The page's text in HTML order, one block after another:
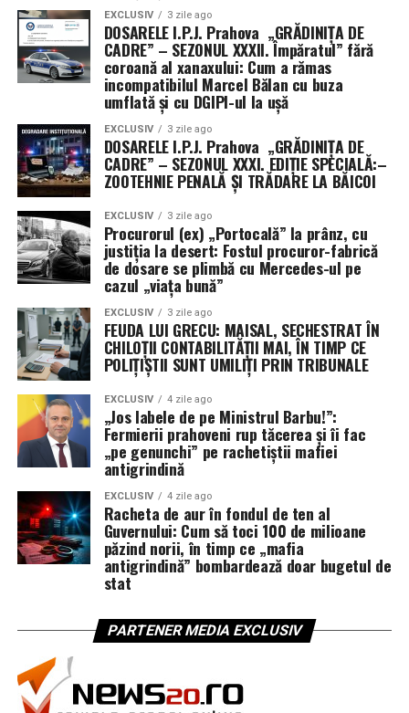
EXCLUSIV 3 zile ago
DOSARELE I.P.J. Prahova „GRĂDINIȚA DE
CADRE” – SEZONUL XXXII. Împăratul” fără
coroană al xanaxului: Cum a rămas
incompatibilul Marcel Bălan cu buza
umflată și cu DGIPI-ul la ușă
EXCLUSIV 3 zile ago
DOSARELE I.P.J. Prahova „GRĂDINIȚA DE
CADRE” – SEZONUL XXXI. EDIȚIE SPECIALĂ:–
ZOOTEHNIE PENALĂ ȘI TRĂDARE LA BĂICOI
EXCLUSIV 3 zile ago
Procurorul (ex) „Portocală” la prânz, cu
justiția la desert: Fostul procuror-fabrică
de dosare se plimbă cu Mercedes-ul pe
cazul „viața bună”
EXCLUSIV 3 zile ago
FEUDA LUI GRECU: MAISAL, SECHESTRAT ÎN
CHILOȚII CONTABILITĂȚII MAI, ÎN TIMP CE
POLIȚIȘTII SUNT UMILIȚI PRIN TRIBUNALE
EXCLUSIV 4 zile ago
„Jos labele de pe Ministrul Barbu!”:
Fermierii prahoveni rup tăcerea și îi fac
„pe genunchi” pe rachetiștii mafiei
antigrindină
EXCLUSIV 4 zile ago
Racheta de aur în fondul de ten al
Guvernului: Cum să toci 100 de milioane
păzind norii, în timp ce „mafia
antigrindină” bombardează doar bugetul de
stat
PARTENER MEDIA EXCLUSIV